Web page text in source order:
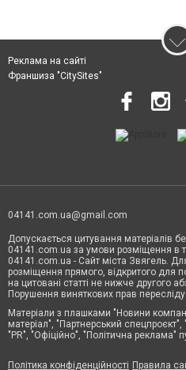
Реклама на сайті
Франшиза "CitySites"
04141.com.ua@gmail.com
Допускається цитування матеріалів
04141.com.ua за умови розміщення в
04141.com.ua - Сайт міста Звягель.
розміщення прямого, відкритого для
на цитовані статті не нижче другого
Порушення виняткових прав
Матеріали з плашками "Новини
матеріал", "Партнерський спецпроєкт",
"PR", "Офіційно", "Політична реклама"
Політика конфіденційності Правила